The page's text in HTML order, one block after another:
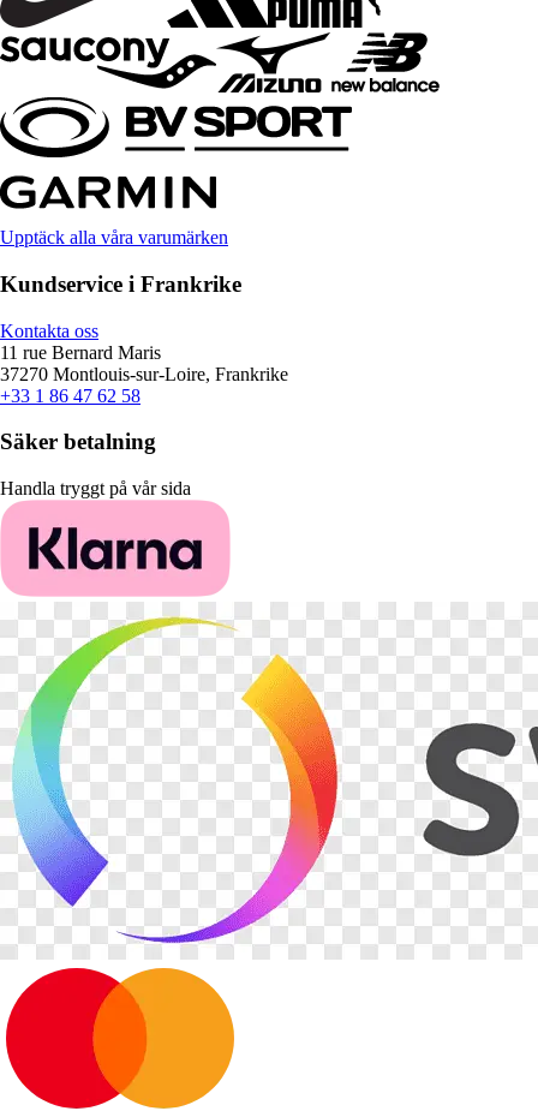
Upptäck alla våra varumärken
Kundservice i Frankrike
Kontakta oss
11 rue Bernard Maris
37270 Montlouis-sur-Loire, Frankrike
+33 1 86 47 62 58
Säker betalning
Handla tryggt på vår sida